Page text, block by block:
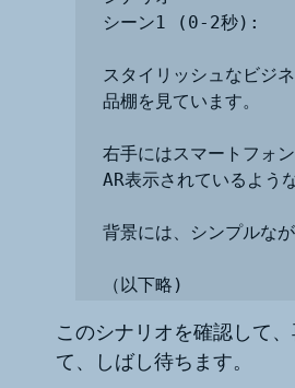
シーン1 (0-2秒):
スタイリッシュなビジ
品棚を見ています。
右手にはスマートフォ
AR表示されているよう
背景には、シンプルな
（以下略)
このシナリオを確認して
て、しばし待ちます。